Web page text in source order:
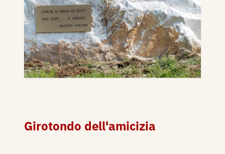
Girotondo dell'amicizia